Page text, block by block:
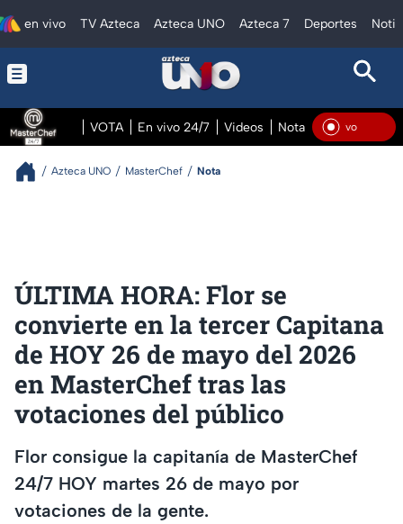
en vivo TV Azteca Azteca UNO Azteca 7 Deportes
VOTA En vivo 24/7 Videos Notas En vivo En
Azteca UNO MasterChef Nota
ÚLTIMA HORA: Flor se
convierte en la tercer Capitana
de HOY 26 de mayo del 2026
en MasterChef tras las
votaciones del público
Flor consigue la capitanía de MasterChef
24/7 HOY martes 26 de mayo por
votaciones de la gente.